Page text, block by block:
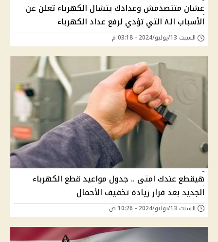
عشان متتصدمش وعدادك يتشال الكهرباء تعلن عن
الأسباب الـ٨ التي تؤدي لرفع عداد الكهرباء
السبت 13/يوليو/2024 - 03:18 م
هيقطع عندك امتى .. جدول مواعيد قطع الكهرباء
الجديد بعد قرار زيادة تخفيف الأحمال
السبت 13/يوليو/2024 - 10:26 ص